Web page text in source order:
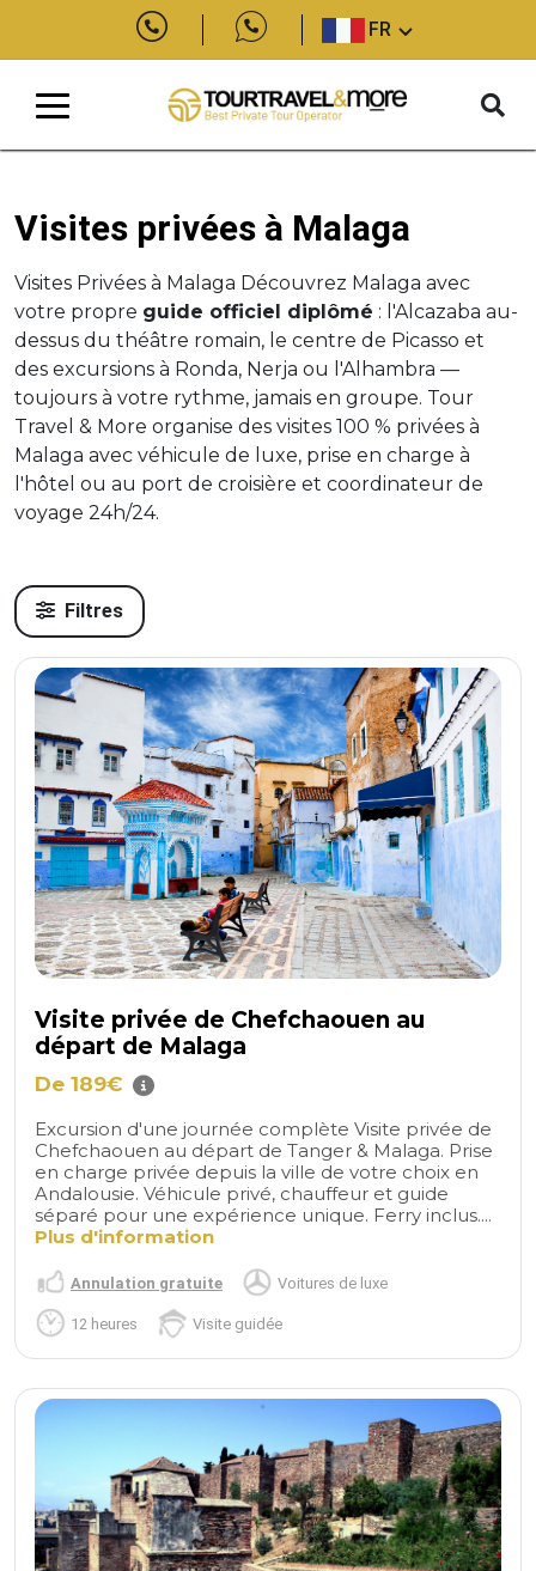
FR
Visites privées à Malaga
Visites Privées à Malaga Découvrez Malaga avec
votre propre guide officiel diplômé : l'Alcazaba au-
dessus du théâtre romain, le centre de Picasso et
des excursions à Ronda, Nerja ou l'Alhambra —
toujours à votre rythme, jamais en groupe. Tour
Travel & More organise des visites 100 % privées à
Malaga avec véhicule de luxe, prise en charge à
l'hôtel ou au port de croisière et coordinateur de
voyage 24h/24.
Filtres
Visite privée de Chefchaouen au
départ de Malaga
De 189€
Excursion d'une journée complète Visite privée de
Chefchaouen au départ de Tanger & Malaga. Prise
en charge privée depuis la ville de votre choix en
Andalousie. Véhicule privé, chauffeur et guide
séparé pour une expérience unique. Ferry inclus....
Plus d'information
Annulation gratuite Voitures de luxe
12 heures Visite guidée